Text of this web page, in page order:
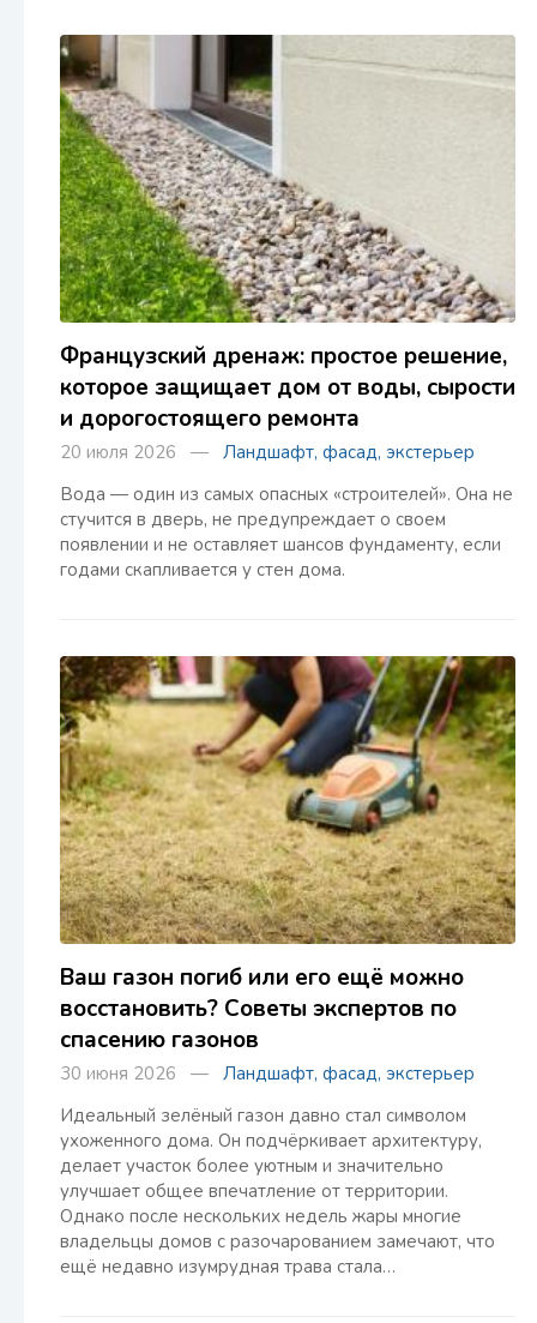
Французский дренаж: простое решение,
которое защищает дом от воды, сырости
и дорогостоящего ремонта
20 июля 2026 — Ландшафт, фасад, экстерьер
Вода — один из самых опасных «строителей». Она не
стучится в дверь, не предупреждает о своем
появлении и не оставляет шансов фундаменту, если
годами скапливается у стен дома.
Ваш газон погиб или его ещё можно
восстановить? Советы экспертов по
спасению газонов
30 июня 2026 — Ландшафт, фасад, экстерьер
Идеальный зелёный газон давно стал символом
ухоженного дома. Он подчёркивает архитектуру,
делает участок более уютным и значительно
улучшает общее впечатление от территории.
Однако после нескольких недель жары многие
владельцы домов с разочарованием замечают, что
ещё недавно изумрудная трава стала…